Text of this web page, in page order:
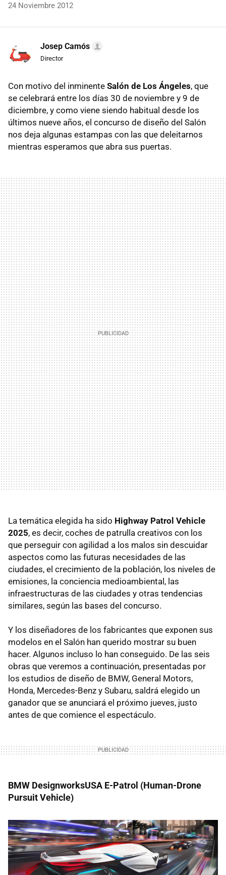
24 Noviembre 2012
Josep Camós
Director
Con motivo del inminente Salón de Los Ángeles, que
se celebrará entre los días 30 de noviembre y 9 de
diciembre, y como viene siendo habitual desde los
últimos nueve años, el concurso de diseño del Salón
nos deja algunas estampas con las que deleitarnos
mientras esperamos que abra sus puertas.
La temática elegida ha sido Highway Patrol Vehicle
2025, es decir, coches de patrulla creativos con los
que perseguir con agilidad a los malos sin descuidar
aspectos como las futuras necesidades de las
ciudades, el crecimiento de la población, los niveles de
emisiones, la conciencia medioambiental, las
infraestructuras de las ciudades y otras tendencias
similares, según las bases del concurso.
Y los diseñadores de los fabricantes que exponen sus
modelos en el Salón han querido mostrar su buen
hacer. Algunos incluso lo han conseguido. De las seis
obras que veremos a continuación, presentadas por
los estudios de diseño de BMW, General Motors,
Honda, Mercedes-Benz y Subaru, saldrá elegido un
ganador que se anunciará el próximo jueves, justo
antes de que comience el espectáculo.
BMW DesignworksUSA E-Patrol (Human-Drone
Pursuit Vehicle)